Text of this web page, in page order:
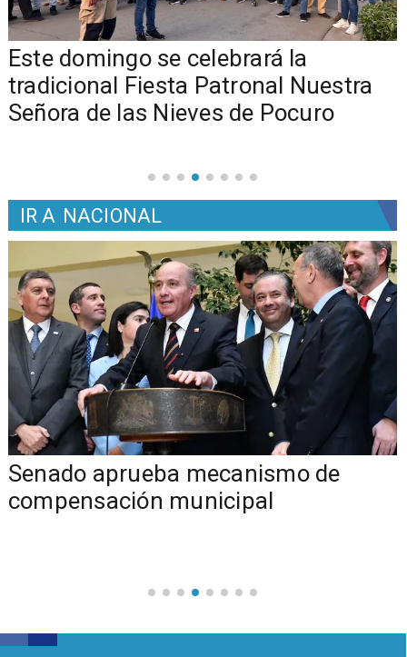
Este domingo se celebrará la
tradicional Fiesta Patronal Nuestra
Señora de las Nieves de Pocuro
IR A NACIONAL
Senado aprueba mecanismo de
compensación municipal